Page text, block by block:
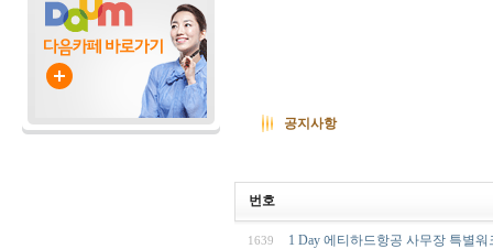
공지사항
번호
1639 1 Day 에티하드항공 사무장 특별워